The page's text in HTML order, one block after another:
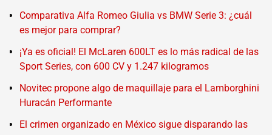
Comparativa Alfa Romeo Giulia vs BMW Serie 3: ¿cuál
es mejor para comprar?
¡Ya es oficial! El McLaren 600LT es lo más radical de las
Sport Series, con 600 CV y 1.247 kilogramos
Novitec propone algo de maquillaje para el Lamborghini
Huracán Performante
El crimen organizado en México sigue disparando las